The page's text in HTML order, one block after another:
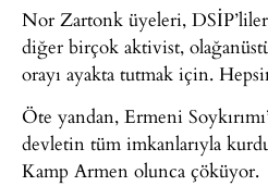
Nor Zartonk üyeleri,
diğer birçok aktivist,
orayı ayakta tutmak için.
Öte yandan, Ermeni
devletin tüm imkanlarıyla
Kamp Armen olunca çöküyor.